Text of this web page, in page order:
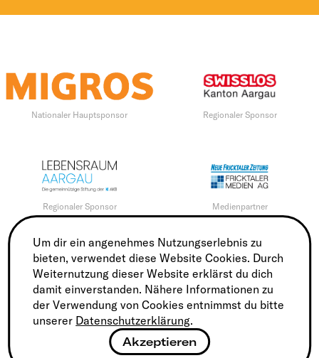
Nationaler Hauptsponsor Regionaler Sponsor
Regionaler Sponsor Medienpartner
Regionaler Finanzpartner Regionaler Partner
Um dir ein angenehmes Nutzungserlebnis zu
bieten, verwendet diese Website Cookies. Durch
Weiternutzung dieser Website erklärst du dich
damit einverstanden. Nähere Informationen zu
der Verwendung von Cookies entnimmst du bitte
unserer Datenschutzerklärung.
Akzeptieren